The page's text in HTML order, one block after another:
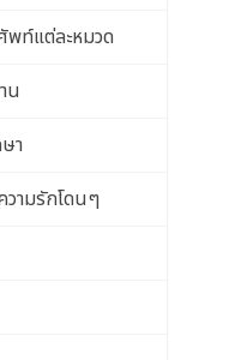
พท์แต่ละหมวด
น
า
ามรักโดนๆ